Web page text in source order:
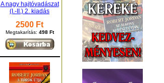
A nagy hajtóvadászat
(I.-II.) 2. kiadás
2500 Ft
Megtakarítás: 498 Ft